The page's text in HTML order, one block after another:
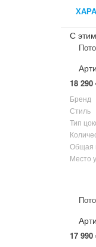
С
18 290
Бренд
Стиль
Тип
Общая
Место
17 990